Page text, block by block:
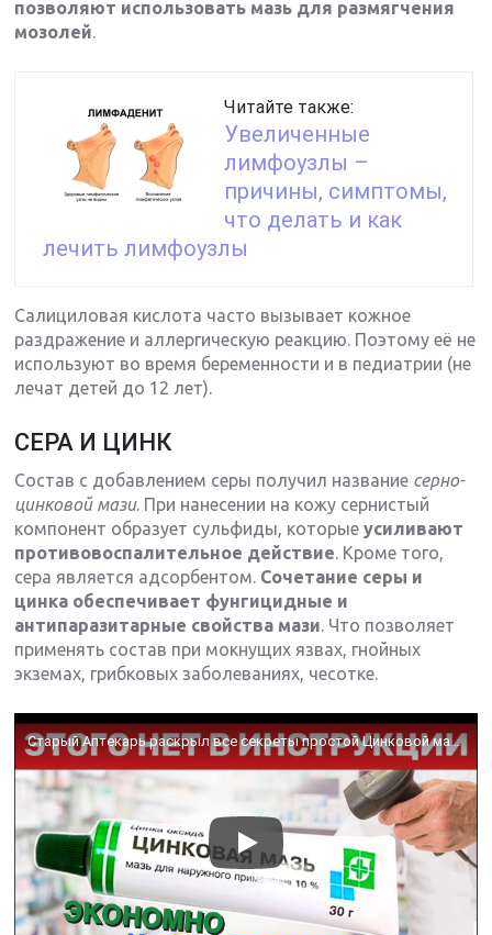
позволяют использовать мазь для размягчения
мозолей
Читайте также:
Увеличенные
лимфоузлы –
причины, симптомы,
что делать и как
лечить лимфоузлы
Салициловая кислота часто вызывает кожное
раздражение и аллергическую реакцию. Поэтому её не
используют во время беременности и в педиатрии (не
лечат детей до 12 лет).
СЕРА И ЦИНК
Состав с добавлением серы получил название серно-
цинковой мази. При нанесении на кожу сернистый
компонент образует сульфиды, которыеусиливают
противовоспалительное действие . Кроме того,
сера является адсорбентом. Сочетание серы и
цинка обеспечивает фунгицидные и
антипаразитарные свойства мази . Что позволяет
применять состав при мокнущих язвах, гнойных
экземах, грибковых заболеваниях, чесотке.
Старый Аптекарь раскрыл все секреты простой Цинковой мази! Что творит ЦИНКОВАЯ МАЗЬ?!!